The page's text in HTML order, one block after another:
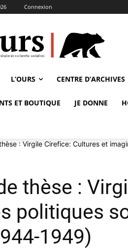
Connexion
L’OURS CENTRE D’ARCHIVES
ET BOUTIQUE JE DONNE
: Virgile Cirefice: Cultures et
thèse :
politiques
1949)